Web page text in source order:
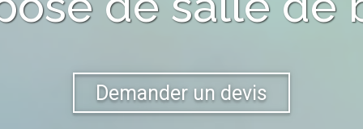
Demander un devis